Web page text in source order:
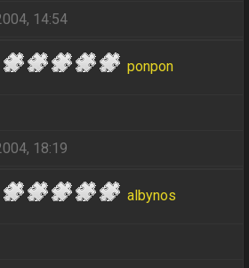
14:54
ponpon
18:19
albynos